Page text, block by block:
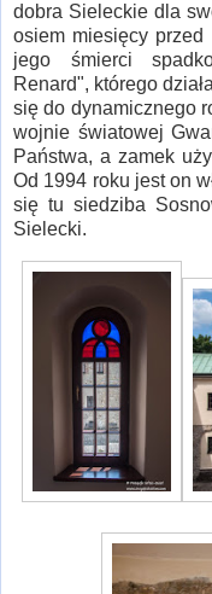
dobra Sieleckie dla
osiem miesięcy
jego śmierci
Renard", którego
się do dynamicznego
wojnie światowej
Państwa, a zamek
Od 1994 roku jest on
się tu siedziba
Sielecki.